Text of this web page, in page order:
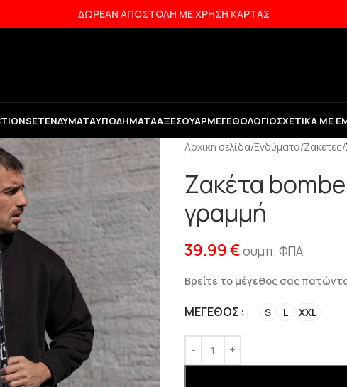
ΔΩΡΕΑΝ ΑΠΟΣΤΟΛΗ ΜΕ ΧΡΗΣΗ ΚΑΡΤΑΣ
SETΕΝΔΎΜΑΤΑΥΠΟΔΉΜΑΤΑΑΞΕΣΟΥΆΡΜΕΓΕΘΟΛΌΓΙΟΣΧΕΤΙΚΆ ΜΕ
Αρχική σελίδα/Ενδύματα/Ζακέτες/
Ζακέτα
γραμμή
39.99 €συμπ. ΦΠΑ
Βρείτε το μέγεθος σας
ΜΈΓΕΘΟΣ S L XXL